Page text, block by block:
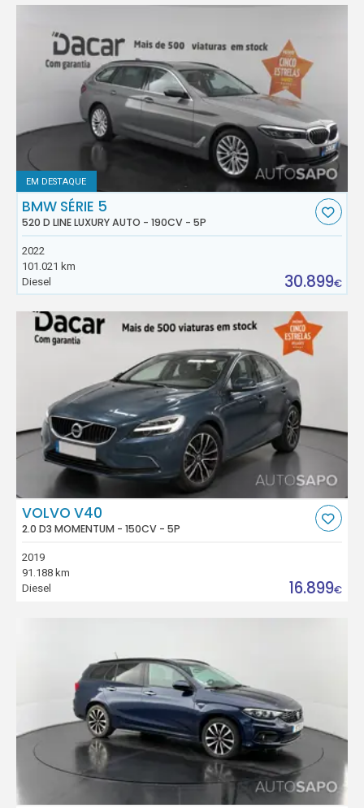
EM DESTAQUE
BMW SÉRIE 5
520 D LINE LUXURY AUTO - 190CV - 5P
2022
101.021 km
Diesel
30.899€
VOLVO V40
2.0 D3 MOMENTUM - 150CV - 5P
2019
91.188 km
Diesel
16.899€